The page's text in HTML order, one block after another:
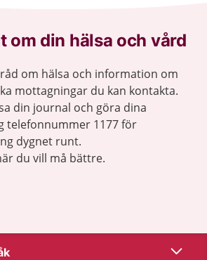
om din hälsa och vård
om hälsa och information om
mottagningar du kan kontakta.
din journal och göra dina
telefonnummer 1177 för
dygnet runt.
du vill må bättre.
Visa